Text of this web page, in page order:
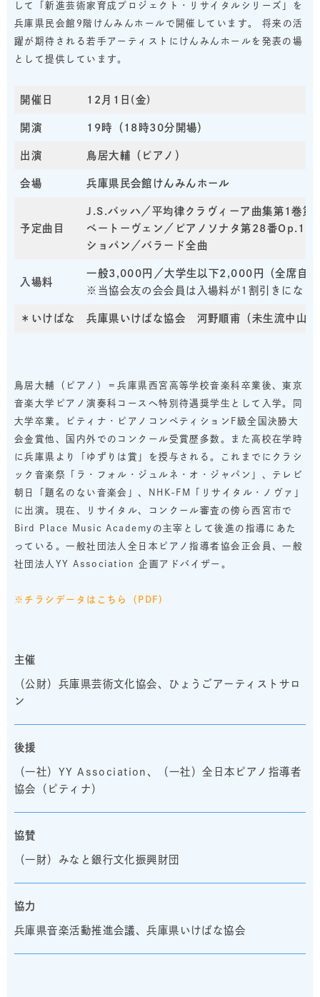
して「新進芸術家育成プロジェクト・リサイタルシリーズ」を
兵庫県民会館9階けんみんホールで開催しています。 将来の活
躍が期待される若手アーティストにけんみんホールを発表の場
として提供しています。
開催日 12月1日(金)
開演 19時（18時30分開場）
出演 鳥居大輔（ピアノ）
会場 兵庫県民会館けんみんホール
予定曲目
J.S.バッハ／平均律クラヴィーア曲集第1巻第
ベートーヴェン／ピアノソナタ第28番Op.101
ショパン／バラード全曲
入場料
一般3,000円／大学生以下2,000円（全席自
※当協会友の会会員は入場料が1割引きになり
＊いけばな 兵庫県いけばな協会 河野順甫（未生流中山
鳥居大輔（ピアノ）＝兵庫県西宮高等学校音楽科卒業後、東京
音楽大学ピアノ演奏科コースへ特別待遇奨学生として入学。同
大学卒業。ピティナ・ピアノコンペティションF級全国決勝大
会金賞他、国内外でのコンクール受賞歴多数。また高校在学時
に兵庫県より「ゆずりは賞」を授与される。これまでにクラシ
ック音楽祭「ラ・フォル・ジュルネ・オ・ジャパン」、テレビ
朝日「題名のない音楽会」、NHK-FM「リサイタル・ノヴァ」
に出演。現在、リサイタル、コンクール審査の傍ら西宮市で
Bird Place Music Academyの主宰として後進の指導にあた
っている。一般社団法人全日本ピアノ指導者協会正会員、一般
社団法人YY Association 企画アドバイザー。
※チラシデータはこちら（PDF)
主催
（公財）兵庫県芸術文化協会、ひょうごアーティストサロ
ン
後援
（一社）YY Association、（一社）全日本ピアノ指導者
協会（ピティナ）
協賛
（一財）みなと銀行文化振興財団
協力
兵庫県音楽活動推進会議、兵庫県いけばな協会